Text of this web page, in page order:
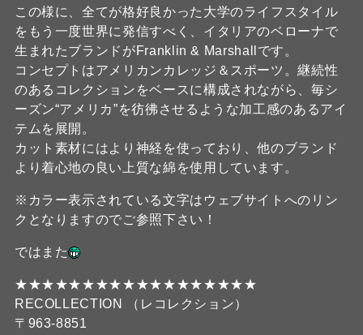
この様に、全てが格好良かった大学のライフスタイル
をもう一度世界に発信すべく、イタリアのベローナで
生まれたブランドがFranklin & Marshallです。
コンセプトはアメリカンカレッジ＆スポーツ。継続性
のあるコレクションをベースに構成されながら、毎シ
ーズン“アメリカ”を彷彿させるような加工感のあるアイ
テムを展開。
カット素材にはより神経を使っており、他のブランド
より着心地の良い上質な綿を使用しています。
※カラー表示されている文字はウェブサイトへのリン
クとなりますのでご参照下さい！
ではまた
★★★★★★★★★★★★★★★★★★
RECOLLECTION （レコレクション）
〒963-8851